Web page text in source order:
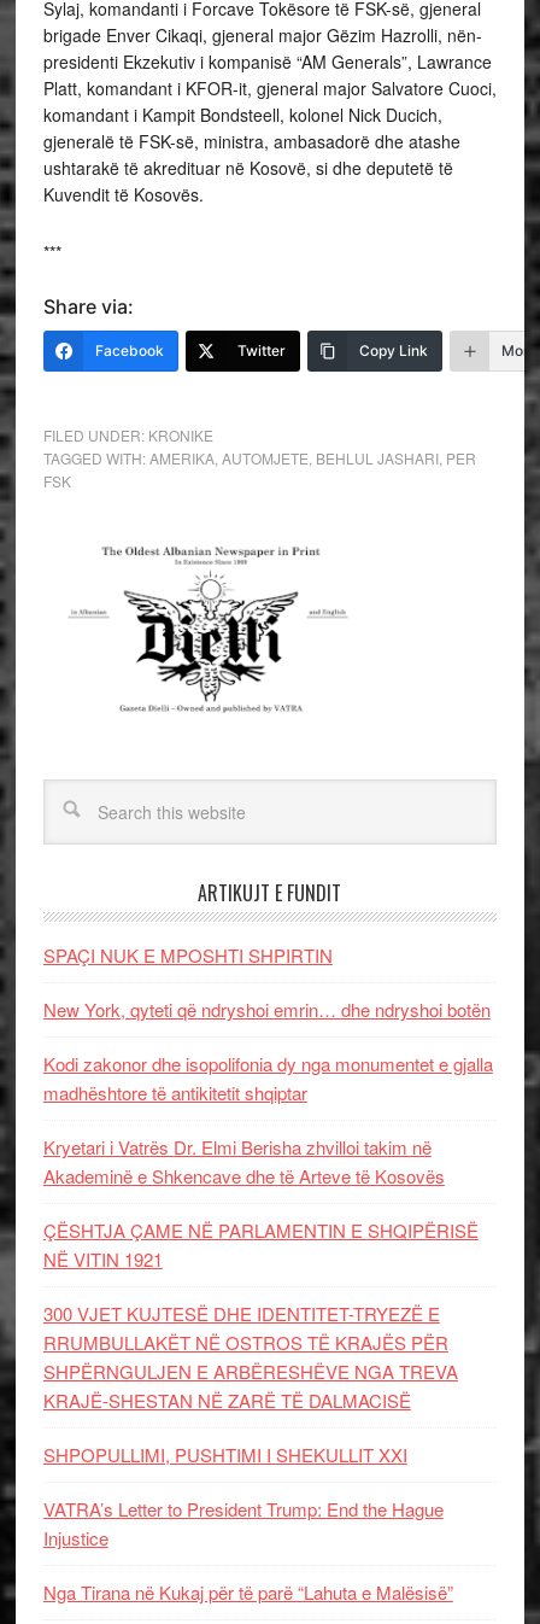
Sylaj, komandanti i Forcave Tokësore të FSK-së, gjeneral
brigade Enver Cikaqi, gjeneral major Gëzim Hazrolli, nën-
presidenti Ekzekutiv i kompanisë “AM Generals”, Lawrance
Platt, komandant i KFOR-it, gjeneral major Salvatore Cuoci,
komandant i Kampit Bondsteell, kolonel Nick Ducich,
gjeneralë të FSK-së, ministra, ambasadorë dhe atashe
ushtarakë të akredituar në Kosovë, si dhe deputetë të
Kuvendit të Kosovës.
***
Share via:
Facebook Twitter Copy Link More
FILED UNDER: KRONIKE
TAGGED WITH:AMERIKA, AUTOMJETE BEHLUL JASHARI, PER
FSK
ARTIKUJT E FUNDIT
SPAÇI NUK E MPOSHTI SHPIRTIN
New York, qyteti që ndryshoi emrin… dhe ndryshoi botën
Kodi zakonor dhe isopolifonia dy nga monumentet e gjalla
madhështore të antikitetit shqiptar
Kryetari i Vatrës Dr. Elmi Berisha zhvilloi takim në
Akademinë e Shkencave dhe të Arteve të Kosovës
ÇËSHTJA ÇAME NË PARLAMENTIN E SHQIPËRISË
NË VITIN 1921
300 VJET KUJTESË DHE IDENTITET-TRYEZË E
RRUMBULLAKËT NË OSTROS TË KRAJËS PËR
SHPËRNGULJEN E ARBËRESHËVE NGA TREVA
KRAJË-SHESTAN NË ZARË TË DALMACISË
SHPOPULLIMI, PUSHTIMI I SHEKULLIT XXI
VATRA’s Letter to President Trump: End the Hague
Injustice
Nga Tirana në Kukaj për të parë “Lahuta e Malësisë”